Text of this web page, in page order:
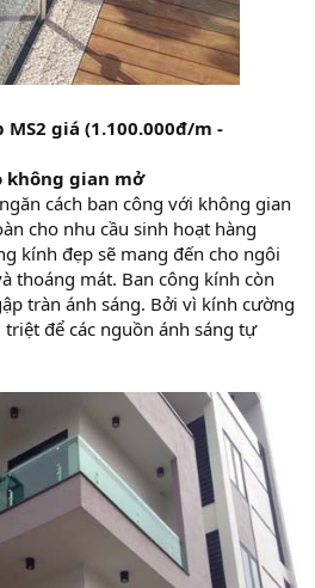
MS2 giá (1.100.000đ/m -
không gian mở
cách ban công với không gian
cho nhu cầu sinh hoạt hàng
kính đẹp sẽ mang đến cho ngôi
thoáng mát. Ban công kính còn
tràn ánh sáng. Bởi vì kính cường
để các nguồn ánh sáng tự